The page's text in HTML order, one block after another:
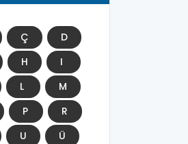
Ç
D
H
I
L
M
P
R
U
Ü